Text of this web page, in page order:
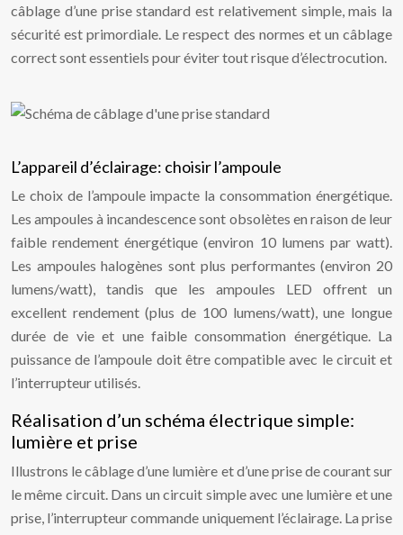
câblage d’une prise standard est relativement simple, mais la
sécurité est primordiale. Le respect des normes et un câblage
correct sont essentiels pour éviter tout risque d’électrocution.
L’appareil d’éclairage: choisir l’ampoule
Le choix de l’ampoule impacte la consommation énergétique.
Les ampoules à incandescence sont obsolètes en raison de leur
faible rendement énergétique (environ 10 lumens par watt).
Les ampoules halogènes sont plus performantes (environ 20
lumens/watt), tandis que les ampoules LED offrent un
excellent rendement (plus de 100 lumens/watt), une longue
durée de vie et une faible consommation énergétique. La
puissance de l’ampoule doit être compatible avec le circuit et
l’interrupteur utilisés.
Réalisation d’un schéma électrique simple:
lumière et prise
Illustrons le câblage d’une lumière et d’une prise de courant sur
le même circuit. Dans un circuit simple avec une lumière et une
prise, l’interrupteur commande uniquement l’éclairage. La prise